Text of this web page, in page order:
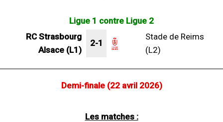
Ligue 1 contre Ligue 2
RC Strasbourg
Alsace (L1)
2-1
Stade de Reims
(L2)
Demi-finale (22 avril 2026)
Les matches :